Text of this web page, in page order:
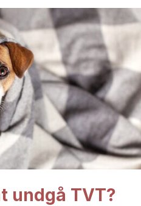
undgå TVT?